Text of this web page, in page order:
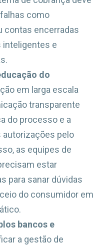
como
contas encerradas
inteligentes e
do
em larga escala
transparente
do processo e a
autorizações pelo
as equipes de
estar
para sanar dúvidas
do consumidor em
bancos e
a gestão de